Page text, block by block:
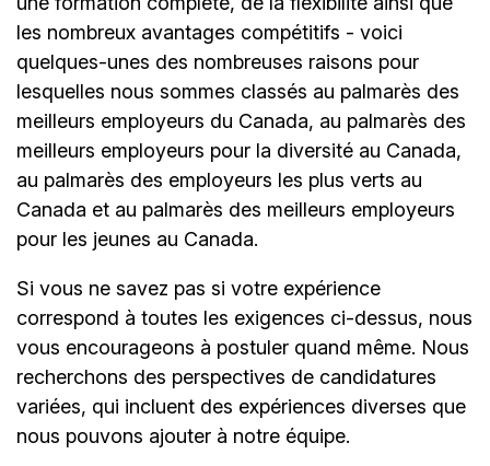
les nombreux avantages compétitifs - voici
quelques-unes des nombreuses raisons pour
lesquelles nous sommes classés au palmarès des
meilleurs employeurs du Canada, au palmarès des
meilleurs employeurs pour la diversité au Canada,
au palmarès des employeurs les plus verts au
Canada et au palmarès des meilleurs employeurs
pour les jeunes au Canada.
Si vous ne savez pas si votre expérience
correspond à toutes les exigences ci-dessus, nous
vous encourageons à postuler quand même. Nous
recherchons des perspectives de candidatures
variées, qui incluent des expériences diverses que
nous pouvons ajouter à notre équipe.